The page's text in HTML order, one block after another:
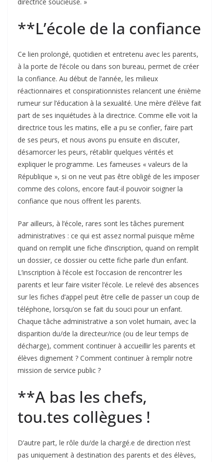
**L’école de la confiance
Ce lien prolongé, quotidien et entretenu avec les parents,
à la porte de l’école ou dans son bureau, permet de créer
la confiance. Au début de l’année, les milieux
réactionnaires et conspirationnistes relancent une énième
rumeur sur l’éducation à la sexualité. Une mère d’élève fait
part de ses inquiétudes à la directrice. Comme elle voit la
directrice tous les matins, elle a pu se confier, faire part
de ses peurs, et nous avons pu ensuite en discuter,
désamorcer les peurs, rétablir quelques vérités et
expliquer le programme. Les fameuses « valeurs de la
République », si on ne veut pas être obligé de les imposer
comme des colons, encore faut-il pouvoir soigner la
confiance que nous offrent les parents.
Par ailleurs, à l’école, rares sont les tâches purement
administratives : ce qui est assez normal puisque même
quand on remplit une fiche d’inscription, quand on remplit
un dossier, ce dossier ou cette fiche parle d’un enfant.
L’inscription à l’école est l’occasion de rencontrer les
parents et leur faire visiter l’école. Le relevé des absences
sur les fiches d’appel peut être celle de passer un coup de
téléphone, lorsqu’on se fait du souci pour un enfant.
Chaque tâche administrative a son volet humain, avec la
disparition du/de la directeur/rice (ou de leur temps de
décharge), comment continuer à accueillir les parents et
élèves dignement ? Comment continuer à remplir notre
mission de service public ?
**A bas les chefs,
tou.tes collègues !
D’autre part, le rôle du/de la chargé.e de direction n’est
pas uniquement à destination des parents et des élèves,